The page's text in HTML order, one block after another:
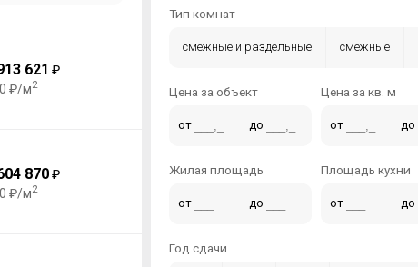
621 ₽
₽/м2
870₽
₽/м2
Тип комнат
смежные и раздельные смежные
Цена за объект
от до
Цена за кв. м
от до
Жилая площадь
от до
Площадь кухни
от до
Год сдачи